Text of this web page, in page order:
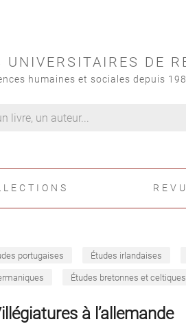
UNIVERSITAIRES DE
humaines et sociales depuis
portugaises Études irlandaises
Études bretonnes et celtiques
à l’allemande